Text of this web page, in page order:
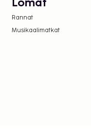
Lomat
Rannat
Musikaalimatkat